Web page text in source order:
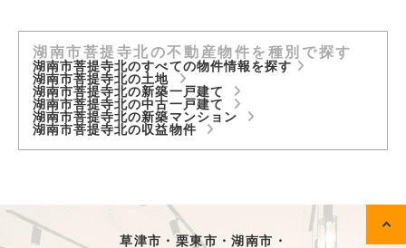
湖南市菩提寺北の不動産物件を種別で探す
湖南市菩提寺北のすべての物件情報を探す
湖南市菩提寺北の土地
湖南市菩提寺北の新築一戸建て
湖南市菩提寺北の中古一戸建て
湖南市菩提寺北の新築マンション
湖南市菩提寺北の収益物件
草津市・栗東市・湖南市・